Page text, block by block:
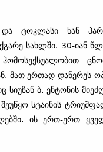
ტოკლასი ხან
სახლში. 30-იან
მათ ერთად დაწერეს
ბ. ენტონის
სტაინის
ის ერთ-ერთ